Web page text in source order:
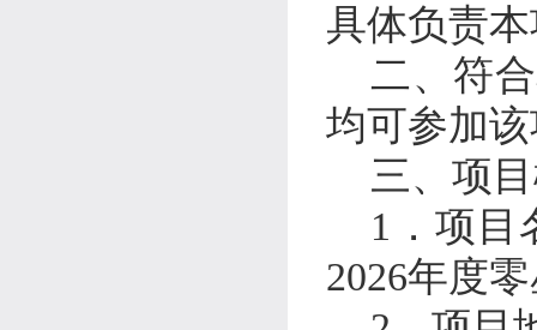
具体负责
二、符
均可参加
三、项
1 ．项
2026年度